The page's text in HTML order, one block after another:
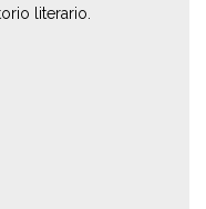
literario.